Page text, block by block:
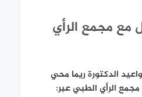
مع مجمع الرأي
الدكتورة ريما محي
الرأي الطبي عبر: